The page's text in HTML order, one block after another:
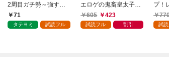
2周目ガチ勢～強すぎ
てゲームバランスを破
壊した～
71
タテヨミ 試読フル
エロゲの鬼畜皇太子に
転生した喪男の受難
（コミック） 1
605 423
試読フル 割引
プ！
転生
ラス
試